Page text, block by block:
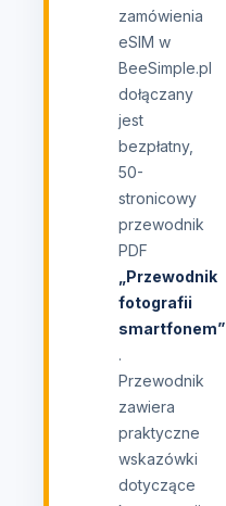
zamówienia
eSIM w
BeeSimple.pl
dołączany
jest
bezpłatny,
50-
stronicowy
przewodnik
PDF
„Przewodnik
fotografii
smartfonem”
.
Przewodnik
zawiera
praktyczne
wskazówki
dotyczące